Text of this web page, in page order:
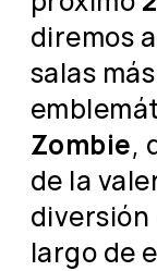
diremos
salas más
Zombie,
de la
diversión
largo de